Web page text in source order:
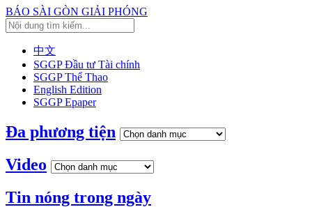
BÁO SÀI GÒN GIẢI PHÓNG
中文
SGGP Đầu tư Tài chính
SGGP Thể Thao
English Edition
SGGP Epaper
Đa phương tiện
Video
Tin nóng trong ngày